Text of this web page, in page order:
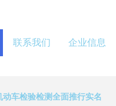
联系我们 企业信息
动车检验检测全面推行实名